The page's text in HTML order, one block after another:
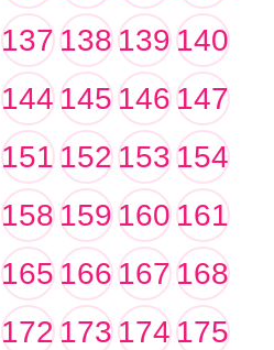
137138139140
144145146147
151152153154
158159160161
165166167168
172173174175